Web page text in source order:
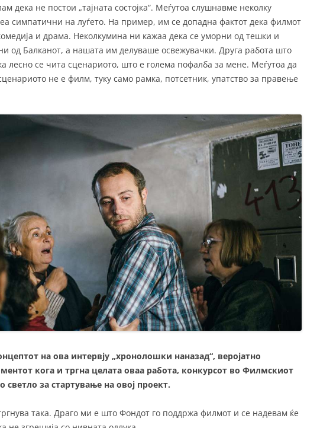
дека не постои „тајната состојка“. Меѓутоа слушнавме неколку
симпатични на луѓето. На пример, им се допадна фактот дека филмот
и драма. Неколкумина ни кажаа дека се уморни од тешки и
од Балканот, а нашата им делуваше освежувачки. Друга работа што
лесно се чита сценариото, што е голема пофалба за мене. Меѓутоа да
не е филм, туку само рамка, потсетник, упатство за правење
на ова интервју „хронолошки наназад“, веројатно
кога и тргна целата оваа работа, конкурсот во Филмскиот
светло за стартување на овој проект.
така. Драго ми е што Фондот го поддржа филмот и се надевам ќе